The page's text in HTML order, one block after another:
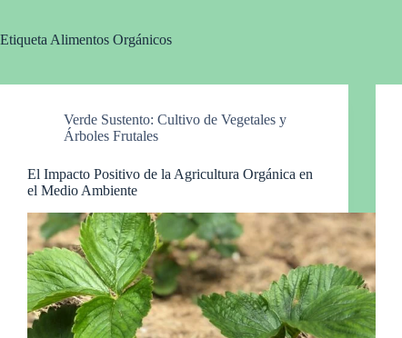
Etiqueta Alimentos Orgánicos
Verde Sustento: Cultivo de Vegetales y
Árboles Frutales
El Impacto Positivo de la Agricultura Orgánica en
el Medio Ambiente